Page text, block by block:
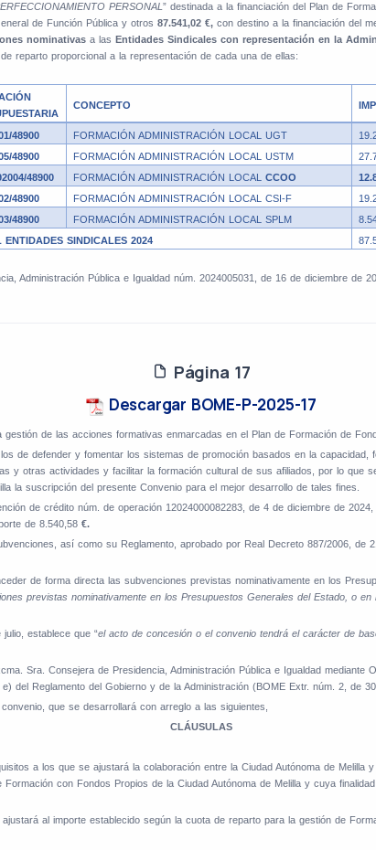
PERSONAL ” destinada a la financiación del Plan de
de Función Pública y otros 87.541,02 €, con destino a la financiación del
nominativas a las Entidades Sindicales con representación en la
reparto proporcional a la representación de cada una de ellas:
CONCEPTO
48900 FORMACIÓN ADMINISTRACIÓN LOCAL UGT
48900
FORMACIÓN ADMINISTRACIÓN LOCAL USTM
48900
FORMACIÓN ADMINISTRACIÓN LOCAL CCOO
48900
FORMACIÓN ADMINISTRACIÓN LOCAL CSI-F
48900
FORMACIÓN ADMINISTRACIÓN LOCAL SPLM
ENTIDADES SINDICALES 2024
Administración Pública e Igualdad núm. 2024005031, de 16 de diciembre de
Página 17
Descargar BOME-P-2025-17
de las acciones formativas enmarcadas en el Plan de Formación de
de defender y fomentar los sistemas de promoción basados en la
y otras actividades y facilitar la formación cultural de sus afiliados, por lo que
la suscripción del presente Convenio para el mejor desarrollo de tales fines.
de crédito núm. de operación 12024000082283, de 4 de diciembre de
de 8.540,58 €.
así como su Reglamento, aprobado por Real Decreto 887/2006, de
de forma directa las subvenciones previstas nominativamente en los
previstas nominativamente en los Presupuestos Generales del Estado, o
establece que “el acto de concesión o el convenio tendrá el carácter de
Sra. Consejera de Presidencia, Administración Pública e Igualdad mediante
del Reglamento del Gobierno y de la Administración (BOME Extr. núm. 2, de
que se desarrollará con arreglo a las siguientes,
CLÁUSULAS
a los que se ajustará la colaboración entre la Ciudad Autónoma de Melilla y
con Fondos Propios de la Ciudad Autónoma de Melilla y cuya
al importe establecido según la cuota de reparto para la gestión de